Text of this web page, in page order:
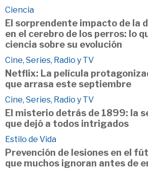
Ciencia
El sorprendente impacto de la
en el cerebro de los perros: lo
ciencia sobre su evolución
Cine, Series, Radio y TV
Netflix: La película
que arrasa este septiembre
Cine, Series, Radio y TV
El misterio detrás de 1899: la
que dejó a todos intrigados
Estilo de Vida
Prevención de lesiones en el
que muchos ignoran antes de